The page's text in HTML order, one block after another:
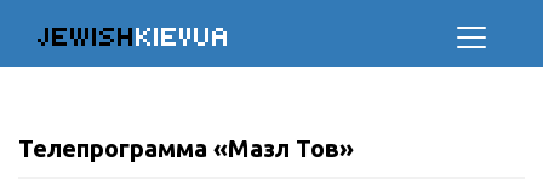
JEWISHKIEVUA
Телепрограмма «Мазл Тов»